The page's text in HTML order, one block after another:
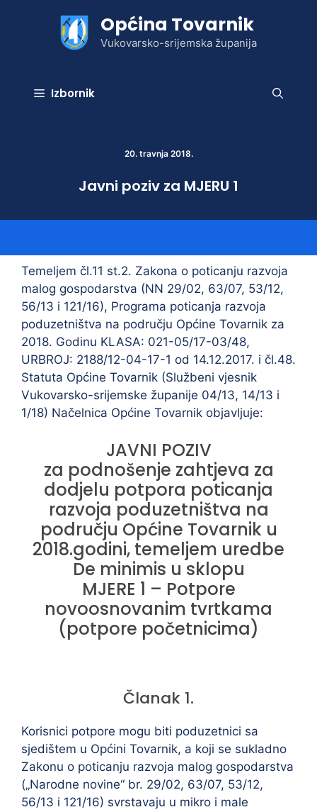
Općina Tovarnik
Vukovarsko-srijemska županija
Izbornik
20. travnja 2018.
Javni poziv za MJERU 1
Temeljem čl.11 st.2. Zakona o poticanju razvoja
malog gospodarstva (NN 29/02, 63/07, 53/12,
56/13 i 121/16), Programa poticanja razvoja
poduzetništva na području Općine Tovarnik za
2018. Godinu KLASA: 021-05/17-03/48,
URBROJ: 2188/12-04-17-1 od 14.12.2017. i čl.48.
Statuta Općine Tovarnik (Službeni vjesnik
Vukovarsko-srijemske županije 04/13, 14/13 i
1/18) Načelnica Općine Tovarnik objavljuje:
JAVNI POZIV
za podnošenje zahtjeva za
dodjelu potpora poticanja
razvoja poduzetništva na
području Općine Tovarnik u
2018.godini, temeljem uredbe
De minimis u sklopu
MJERE 1 – Potpore
novoosnovanim tvrtkama
(potpore početnicima)
Članak 1.
Korisnici potpore mogu biti poduzetnici sa
sjedištem u Općini Tovarnik, a koji se sukladno
Zakonu o poticanju razvoja malog gospodarstva
(„Narodne novine“ br. 29/02, 63/07, 53/12,
56/13 i 121/16) svrstavaju u mikro i male